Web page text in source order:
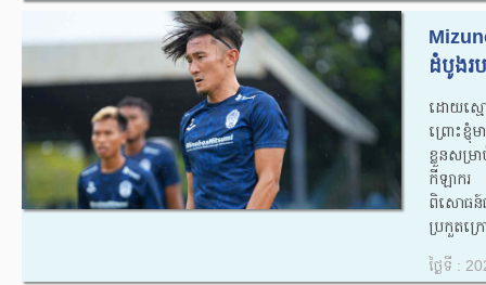
ដំបូងរ
ដោយស្មោ
ព្រោះខ្ញុំ
ខ្លួនសម្រ
កីឡាករ
ពិសោធន៍
ប្រកួតក្
ថ្ងៃទី :